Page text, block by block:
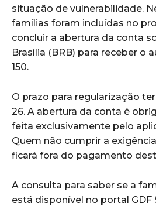
situação de vulnerabilidade.
famílias foram incluídas no
concluir a abertura da conta
Brasília (BRB) para receber o
150.
O prazo para regularização
26. A abertura da conta é
feita exclusivamente pelo
Quem não cumprir a
ficará fora do pagamento
A consulta para saber se a
está disponível no portal GDF